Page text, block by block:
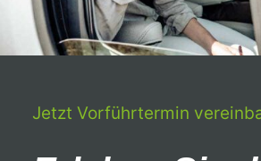
LMC
Jetzt Vorführtermin